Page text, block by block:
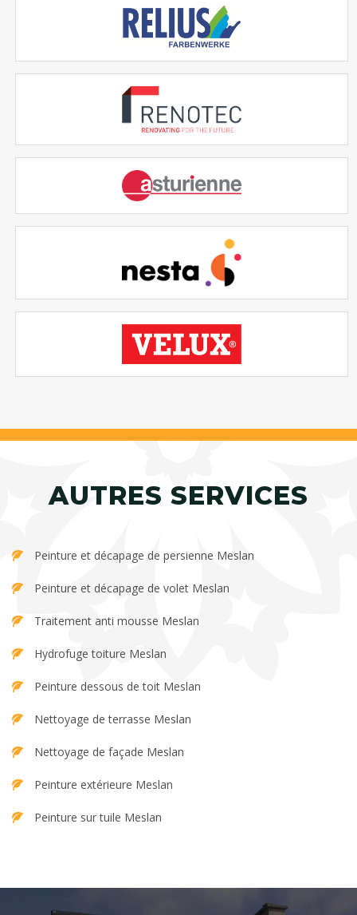
AUTRES SERVICES
Peinture et décapage de persienne Meslan
Peinture et décapage de volet Meslan
Traitement anti mousse Meslan
Hydrofuge toiture Meslan
Peinture dessous de toit Meslan
Nettoyage de terrasse Meslan
Nettoyage de façade Meslan
Peinture extérieure Meslan
Peinture sur tuile Meslan